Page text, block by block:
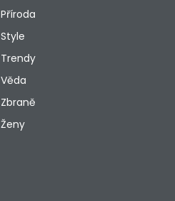
Příroda
Style
Trendy
Věda
Zbraně
Ženy